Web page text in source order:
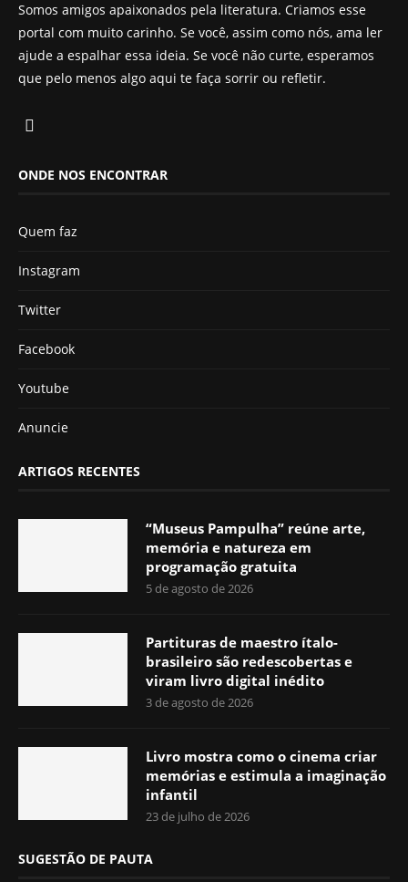
Somos amigos apaixonados pela literatura. Criamos esse
portal com muito carinho. Se você, assim como nós, ama ler
ajude a espalhar essa ideia. Se você não curte, esperamos
que pelo menos algo aqui te faça sorrir ou refletir.
ONDE NOS ENCONTRAR
Quem faz
Instagram
Twitter
Facebook
Youtube
Anuncie
ARTIGOS RECENTES
“Museus Pampulha” reúne arte,
memória e natureza em
programação gratuita
5 de agosto de 2026
Partituras de maestro ítalo-
brasileiro são redescobertas e
viram livro digital inédito
3 de agosto de 2026
Livro mostra como o cinema criar
memórias e estimula a imaginação
infantil
23 de julho de 2026
SUGESTÃO DE PAUTA